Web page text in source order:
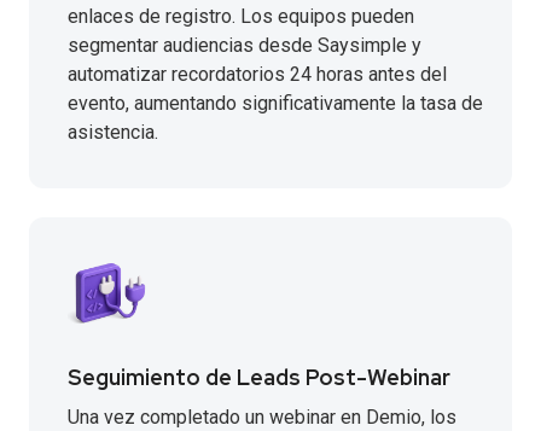
enlaces de registro. Los equipos pueden
segmentar audiencias desde Saysimple y
automatizar recordatorios 24 horas antes del
evento, aumentando significativamente la tasa de
asistencia.
Seguimiento de Leads Post-Webinar
Una vez completado un webinar en Demio, los